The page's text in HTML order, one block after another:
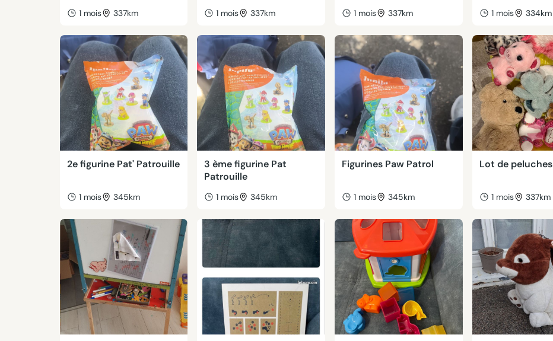
1 mois 337km 1 mois 337km 1 mois 337km 1 mois 334km
2e figurine Pat' Patrouille
1 mois 345km
3 ème figurine Pat
Patrouille
1 mois 345km
Figurines Paw Patrol
1 mois 345km
Lot de peluches
1 mois 337km